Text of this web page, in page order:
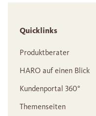
Quicklinks
Produktberater
HARO auf einen Blick
Kundenportal 360°
Themenseiten